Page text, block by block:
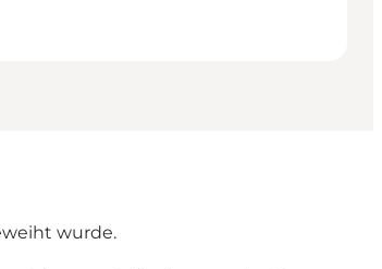
wurde.